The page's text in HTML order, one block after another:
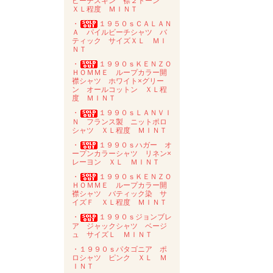
ＸＬ程度 ＭＩＮＴ
・
１９５０ｓＣＡＬＡＮ
Ａ パイルビーチシャツ バ
ティック サイズＸＬ ＭＩ
ＮＴ
・
１９９０ｓＫＥＮＺＯ
ＨＯＭＭＥ ループカラー開
襟シャツ ホワイト×グリー
ン オールコットン ＸＬ程
度 ＭＩＮＴ
・
１９９０ｓＬＡＮＶＩ
Ｎ フランス製 ニットポロ
シャツ ＸＬ程度 ＭＩＮＴ
・
１９９０ｓハガー オ
ープンカラーシャツ リネン×
レーヨン ＸＬ ＭＩＮＴ
・
１９９０ｓＫＥＮＺＯ
ＨＯＭＭＥ ループカラー開
襟シャツ バティック染 サ
イズＦ ＸＬ程度 ＭＩＮＴ
・
１９９０ｓジョンブレ
ア ジャックシャツ ベージ
ュ サイズＬ ＭＩＮＴ
・１９９０ｓパタゴニア ポ
ロシャツ ピンク ＸＬ Ｍ
ＩＮＴ